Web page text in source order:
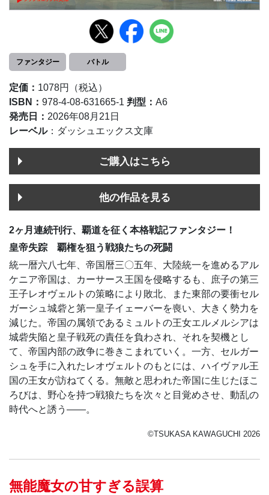
ファンタジー バトル
定価： 1078円（税込）
ISBN： 978-4-08-631665-1 判型： A6
発売日： 2026年08月21日
レーベル：ダッシュエックス文庫
ご購入はこちら
他の作品を見る
2ヶ月連続刊行、覇道を征く本格戦記ファンタジー！
皇帝失踪 覇権を狙う戦狼たちの死闘
統一暦六八七年、帝国暦三〇五年、大陸統一を進めるアル
ケニア帝国は、カーサース王国を侵略するも、庶子の第三
王子レオヴェルトの策略により敗北、また東部の要衝セル
ガーシュ城砦と第一皇子イェーバーを喪い、大きく勢力を
減じた。帝国の属領であるミュルトの王女エルメルシアは
城砦失陥と皇子戦死の責任を負わされ、それを契機とし
て、帝国内部の政争に巻きこまれていく。一方、セルガー
シュを手に入れたレオヴェルトのもとには、ハイヴァル王
国の王女が訪ねてくる。無敵と思われた帝国に生じたほこ
ろびは、野心を持つ戦狼たちを次々と目覚めさせ、動乱の
時代へと誘う――。
©TSUKASA KAWAGUCHI 2026
無能魔女の甘すぎる誤算